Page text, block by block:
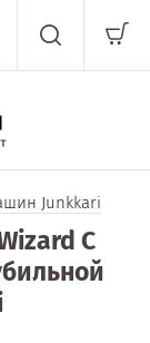
Junkkari
C